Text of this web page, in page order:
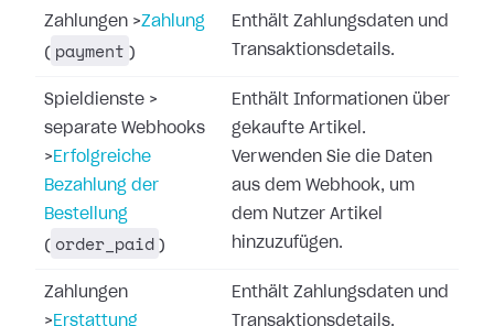
Zahlungen >Zahlung
( payment )
Enthält Zahlungsdaten und
Transaktionsdetails.
Spieldienste >
separate Webhooks
> Erfolgreiche
Bezahlung der
Bestellung
( order_paid )
Enthält Informationen über
gekaufte Artikel.
Verwenden Sie die Daten
aus dem Webhook, um
dem Nutzer Artikel
hinzuzufügen.
Zahlungen
> Erstattung
Enthält Zahlungsdaten und
Transaktionsdetails.